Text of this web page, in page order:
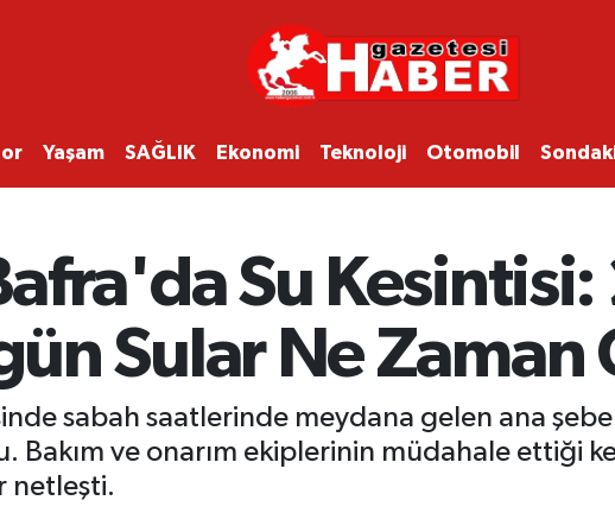
Yaşam SAĞLIK Ekonomi Teknoloji Otomobil
Su
Sular Ne Zaman
sabah saatlerinde meydana gelen ana
Bakım ve onarım ekiplerinin müdahale ettiği
netleşti.